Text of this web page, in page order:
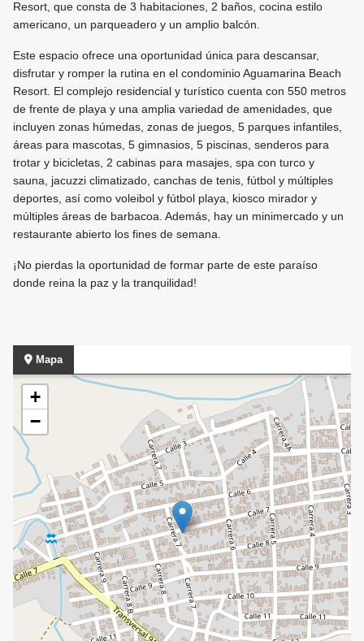
Resort, que consta de 3 habitaciones, 2 baños, cocina estilo
americano, un parqueadero y un amplio balcón.
Este espacio ofrece una oportunidad única para descansar,
disfrutar y romper la rutina en el condominio Aguamarina Beach
Resort. El complejo residencial y turístico cuenta con 550 metros
de frente de playa y una amplia variedad de amenidades, que
incluyen zonas húmedas, zonas de juegos, 5 parques infantiles,
áreas para mascotas, 5 gimnasios, 5 piscinas, senderos para
trotar y bicicletas, 2 cabinas para masajes, spa con turco y
sauna, jacuzzi climatizado, canchas de tenis, fútbol y múltiples
deportes, así como voleibol y fútbol playa, kiosco mirador y
múltiples áreas de barbacoa. Además, hay un minimercado y un
restaurante abierto los fines de semana.
¡No pierdas la oportunidad de formar parte de este paraíso
donde reina la paz y la tranquilidad!
Mapa
+
−